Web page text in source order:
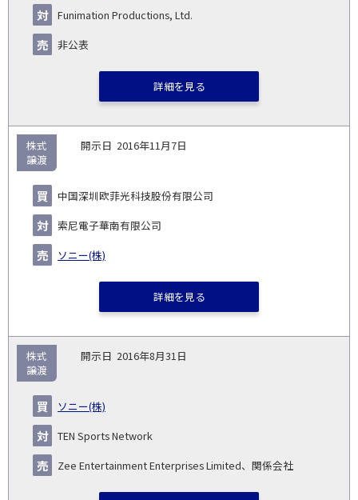
事業
Funimation Productions, Ltd.
非公表
詳細を見る
2016年11月7日
中国深圳欧菲光科技股份有限公司
索尼電子華南有限公司
ソニー(株)
株式
譲渡
詳細を見る
2016年8月31日
ソニー(株)
TEN Sports Network
Zee Entertainment Enterprises Limited、関係会社
株式
譲渡